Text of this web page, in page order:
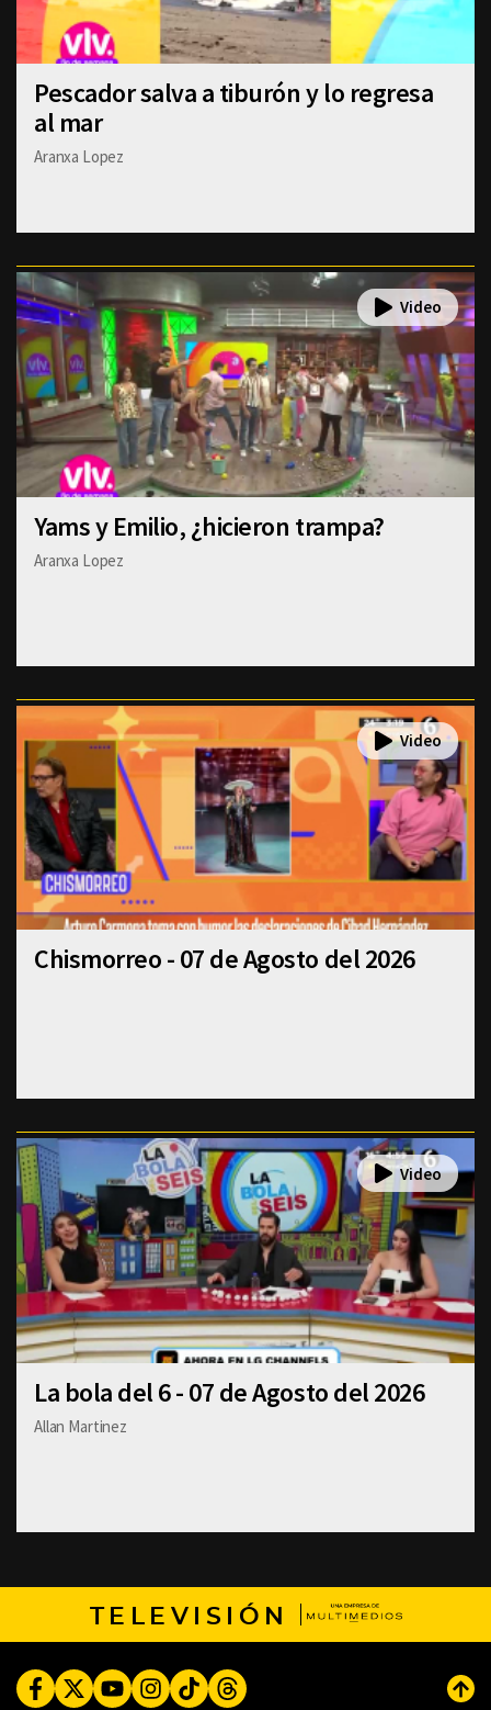
Pescador salva a tiburón y lo regresa
al mar
Aranxa Lopez
Yams y Emilio, ¿hicieron trampa?
Aranxa Lopez
Chismorreo - 07 de Agosto del 2026
La bola del 6 - 07 de Agosto del 2026
Allan Martinez
TELEVISIÓN
FacebookTwitterYoutubeInstagram
TikTokThreads